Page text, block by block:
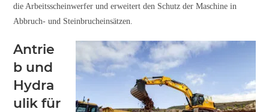
die Arbeitsscheinwerfer und erweitert den Schutz der Maschine in
Abbruch- und Steinbrucheinsätzen.
Antrie
b und
Hydra
ulik für